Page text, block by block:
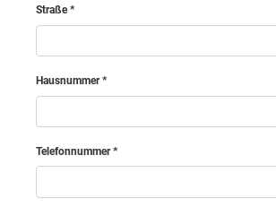
Gänserndorf
Korneuburg
Straße
Hausnummer
Telefonnummer